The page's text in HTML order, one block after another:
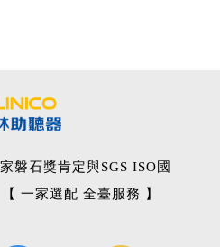
磐石獎肯定與SGS ISO國
一家選配 全臺服務 】